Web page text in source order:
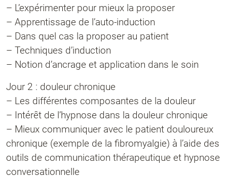
– L’expérimenter pour mieux la proposer
– Apprentissage de l’auto-induction
– Dans quel cas la proposer au patient
– Techniques d’induction
– Notion d’ancrage et application dans le soin
Jour 2 : douleur chronique
– Les différentes composantes de la douleur
– Intérêt de l’hypnose dans la douleur chronique
– Mieux communiquer avec le patient douloureux
chronique (exemple de la fibromyalgie) à l’aide des
outils de communication thérapeutique et hypnose
conversationnelle